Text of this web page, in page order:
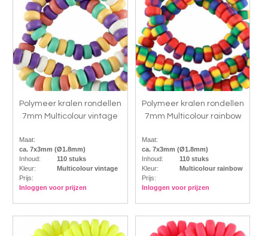
Polymeer kralen rondellen
7mm Multicolour vintage
Maat:
ca. 7x3mm (Ø1.8mm)
Inhoud:
110 stuks
Kleur:
Multicolour vintage
Prijs:
Inloggen voor prijzen
Polymeer kralen rondellen
7mm Multicolour rainbow
Maat:
ca. 7x3mm (Ø1.8mm)
Inhoud:
110 stuks
Kleur:
Multicolour rainbow
Prijs:
Inloggen voor prijzen